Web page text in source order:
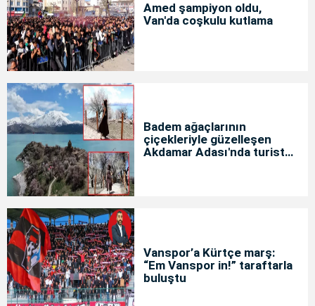
Amed şampiyon oldu,
Van'da coşkulu kutlama
Badem ağaçlarının
çiçekleriyle güzelleşen
Akdamar Adası'nda turist
Vanspor’a Kürtçe marş:
“Em Vanspor in!” taraftarla
buluştu